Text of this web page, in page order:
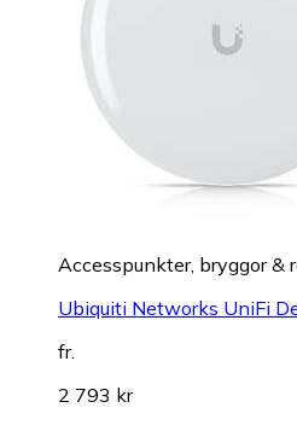
Accesspunkter, bryggor &
Ubiquiti Networks UniFi
fr.
2 793 kr